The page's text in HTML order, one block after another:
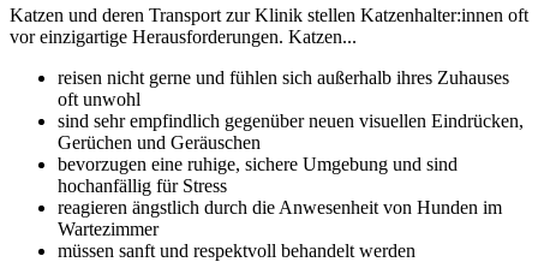
Katzen und deren Transport zur Klinik stellen Katzenhalter:innen oft
vor einzigartige Herausforderungen. Katzen...
reisen nicht gerne und fühlen sich außerhalb ihres Zuhauses
oft unwohl
sind sehr empfindlich gegenüber neuen visuellen Eindrücken,
Gerüchen und Geräuschen
bevorzugen eine ruhige, sichere Umgebung und sind
hochanfällig für Stress
reagieren ängstlich durch die Anwesenheit von Hunden im
Wartezimmer
müssen sanft und respektvoll behandelt werden